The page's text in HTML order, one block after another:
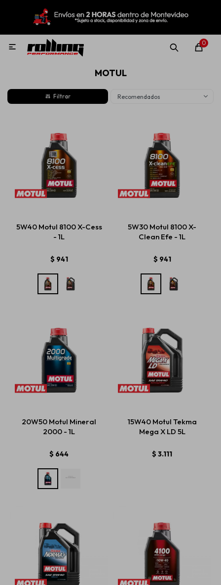
0

MOTUL
Recomendados
5W40 Motul 8100 X-Cess
- 1L
$ 941
5W30 Motul 8100 X-
Clean Efe - 1L
$ 941
20W50 Motul Mineral
2000 - 1L
$ 644
15W40 Motul Tekma
Mega X LD 5L
$ 3.111
MI CUENTA
Nuevo! Rolling Repuestos
Lubricantes
Aditivos
Estética automotriz
Accesorios
Repuestos
Servicios